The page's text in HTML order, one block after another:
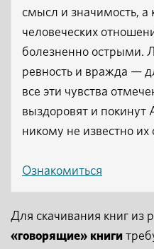
смысл и значимость, а
человеческих
болезненно острыми.
ревность и вражда —
все эти чувства
выздоровят и
никому не известно их
Ознакомиться
Для скачивания книг из
«говорящие» книги